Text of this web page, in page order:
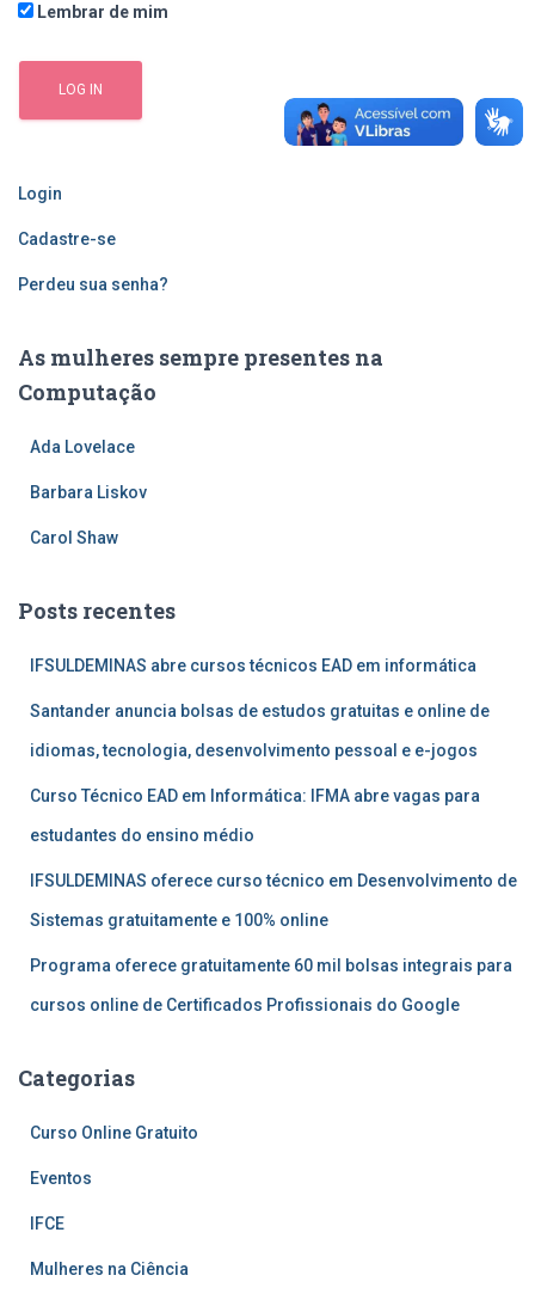
Lembrar de mim
Login
Cadastre-se
Perdeu sua senha?
As mulheres sempre presentes na
Computação
Ada Lovelace
Barbara Liskov
Carol Shaw
Posts recentes
IFSULDEMINAS abre cursos técnicos EAD em informática
Santander anuncia bolsas de estudos gratuitas e online de
idiomas, tecnologia, desenvolvimento pessoal e e-jogos
Curso Técnico EAD em Informática: IFMA abre vagas para
estudantes do ensino médio
IFSULDEMINAS oferece curso técnico em Desenvolvimento de
Sistemas gratuitamente e 100% online
Programa oferece gratuitamente 60 mil bolsas integrais para
cursos online de Certificados Profissionais do Google
Categorias
Curso Online Gratuito
Eventos
IFCE
Mulheres na Ciência